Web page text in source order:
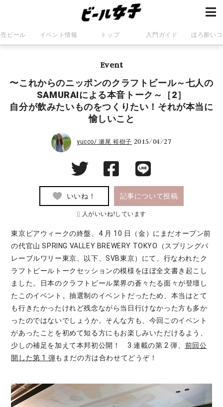
ビール イベント情報 トップ 入門ガイド ほろ酔い
Event
〜これからのニッポンのクラフトビール～七人の
SAMURAIによる本音トーク～［2］
自分が飲みたいものをつくりたい！それが本当に
愉しいこと
yucco/ 瀬尾 裕樹子 2015/04/27
いいね！ 記事について投稿
0 人がいいね!しています
東京ビアウィークの終盤、4 月 10 日（金）にまだオープン前
の代官山 SPRING VALLEY BREWERY TOKYO（スプリングバ
レーブルワリー東京、以下、SVB東京）にて、行なわれたク
ラフトビールトークセッションの模様をほぼ全文書き起こし
ました。日本のクラフトビール業界の蒼々たる面々が登壇し
たこのイベント。抽選制のイベントだったため、本当はとて
も行きたかったけれど残念ながら当日行けなかった方も多か
ったのではないでしょうか。そんな方も、今回このイベント
があったことを初めて知る方にもお楽しみいただけるよう、
少しの補足を加えて本邦初公開！ 3 連載の第 2 弾、 前回公
開した第 1 弾もまだの方は合わせてどうぞ！